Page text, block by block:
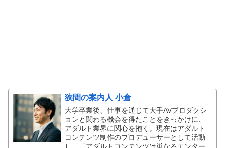
狭間の案内人 小倉
大学卒業後、仕事を通じて大手AVプロダクシ
ョンと関わる機会を得たことをきっかけに、
アダルト業界に関心を抱く。現在はアダルト
コンテンツ制作のプロデューサーとして活動